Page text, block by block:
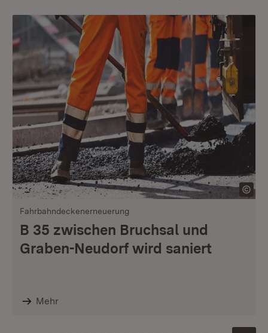
Fahrbahndeckenerneuerung
B 35 zwischen Bruchsal und
Graben-Neudorf wird saniert
Mehr